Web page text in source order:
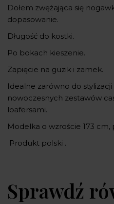
Dołem zwężająca się
dopasowanie.
Długość do kostki.
Po bokach kieszenie.
Zapięcie na guzik i zamek.
Idealne zarówno do
nowoczesnych zestawów
loafersami.
Modelka o wzroście 173
Produkt polski .
Sprawdź